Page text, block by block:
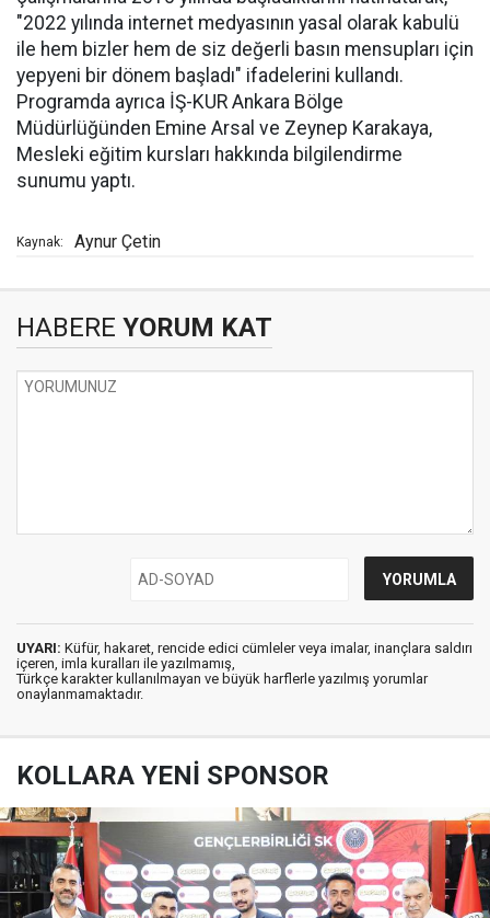
"2022 yılında internet medyasının yasal olarak kabulü
ile hem bizler hem de siz değerli basın mensupları için
yepyeni bir dönem başladı" ifadelerini kullandı.
Programda ayrıca İŞ-KUR Ankara Bölge
Müdürlüğünden Emine Arsal ve Zeynep Karakaya,
Mesleki eğitim kursları hakkında bilgilendirme
sunumu yaptı.
Kaynak: Aynur Çetin
HABERE YORUM KAT
UYARI: Küfür, hakaret, rencide edici cümleler veya imalar, inançlara saldırı
içeren, imla kuralları ile yazılmamış,
Türkçe karakter kullanılmayan ve büyük harflerle yazılmış yorumlar
onaylanmamaktadır.
KOLLARA YENİ SPONSOR